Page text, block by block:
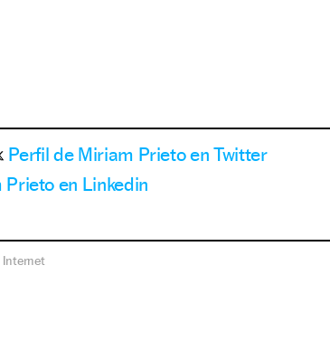
Perfil de Miriam Prieto en Twitter
en Linkedin
Internet